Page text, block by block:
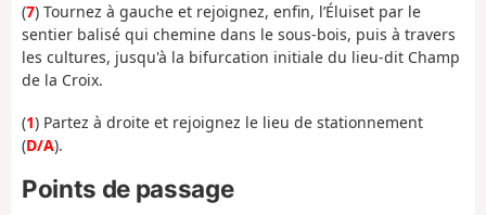
(7) Tournez à gauche et rejoignez, enfin, l’Éluiset par le
sentier balisé qui chemine dans le sous-bois, puis à travers
les cultures, jusqu'à la bifurcation initiale du lieu-dit Champ
de la Croix.
(1) Partez à droite et rejoignez le lieu de stationnement
(D/A).
Points de passage